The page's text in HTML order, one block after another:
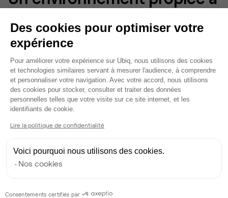
créativité
Au-delà des chiffres, le coworking crée une valeur
relationnelle. Il favorise l’échange, la transversalité et
l’innovation. Les équipes bénéficient d’un environnement
vivant où les idées circulent naturellement, loin du
cloisonnement habituel des bureaux classiques.
Effet réseau et intelligence collective
finance, design.
Des cookies pour optimiser votre
expérience
Plateforme de Gestion du
Pour améliorer votre expérience sur Ubiq, nous utilisons des cookies
et technologies similaires servant à mesurer l'audience, à comprendre
et personnaliser votre navigation. Avec votre accord, nous utilisons
des cookies pour stocker, consulter et traiter des données
personnelles telles que votre visite sur ce site internet, et les
identifiants de cookie.
Lire la politique de confidentialité
Voici pourquoi nous utilisons des cookies.
Nos cookies
Consentements certifiés par